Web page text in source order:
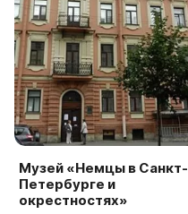
Музей «Немцы в Санкт-
Петербурге и
окрестностях»